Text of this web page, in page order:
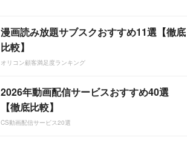
漫画読み放題サブスクおすすめ11選【徹底
比較】
オリコン顧客満足度ランキング
2026年動画配信サービスおすすめ40選
【徹底比較】
CS動画配信サービス20選